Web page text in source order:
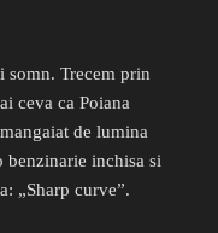
Trecem prin
ceva ca Poiana
de lumina
inchisa si
„Sharp curve”.